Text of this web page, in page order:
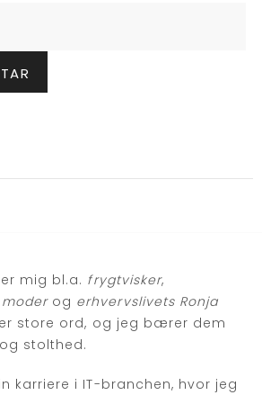
mig bl.a. frygtvisker,
og erhvervslivets Ronja
store ord, og jeg bærer dem
stolthed.
karriere i IT-branchen, hvor jeg